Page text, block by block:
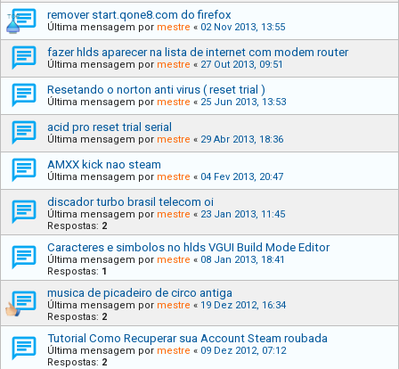
remover start.qone8.com do firefox
Última mensagem por mestre « 02 Nov 2013, 13:55
fazer hlds aparecer na lista de internet com modem router
Última mensagem por mestre « 27 Out 2013, 09:51
Resetando o norton anti virus ( reset trial )
Última mensagem por mestre « 25 Jun 2013, 13:53
acid pro reset trial serial
Última mensagem por mestre « 29 Abr 2013, 18:36
AMXX kick nao steam
Última mensagem por mestre « 04 Fev 2013, 20:47
discador turbo brasil telecom oi
Última mensagem por mestre « 23 Jan 2013, 11:45
Respostas: 2
Caracteres e simbolos no hlds VGUI Build Mode Editor
Última mensagem por mestre « 08 Jan 2013, 18:41
Respostas: 1
musica de picadeiro de circo antiga
Última mensagem por mestre « 19 Dez 2012, 16:34
Respostas: 2
Tutorial Como Recuperar sua Account Steam roubada
Última mensagem por mestre « 09 Dez 2012, 07:12
Respostas: 2